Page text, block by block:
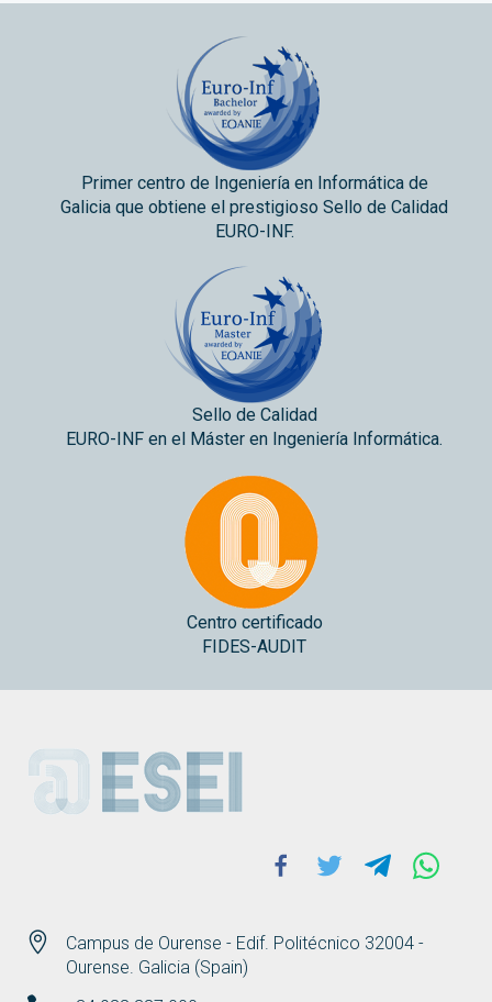
Primer centro de Ingeniería en Informática de
Galicia que obtiene el prestigioso Sello de Calidad
EURO-INF.
Sello de Calidad
EURO-INF en el Máster en Ingeniería Informática.
Centro certificado
FIDES-AUDIT
ESEI
Campus de Ourense - Edif. Politécnico 32004 -
Ourense. Galicia (Spain)
Facebook
Twitter Telegram